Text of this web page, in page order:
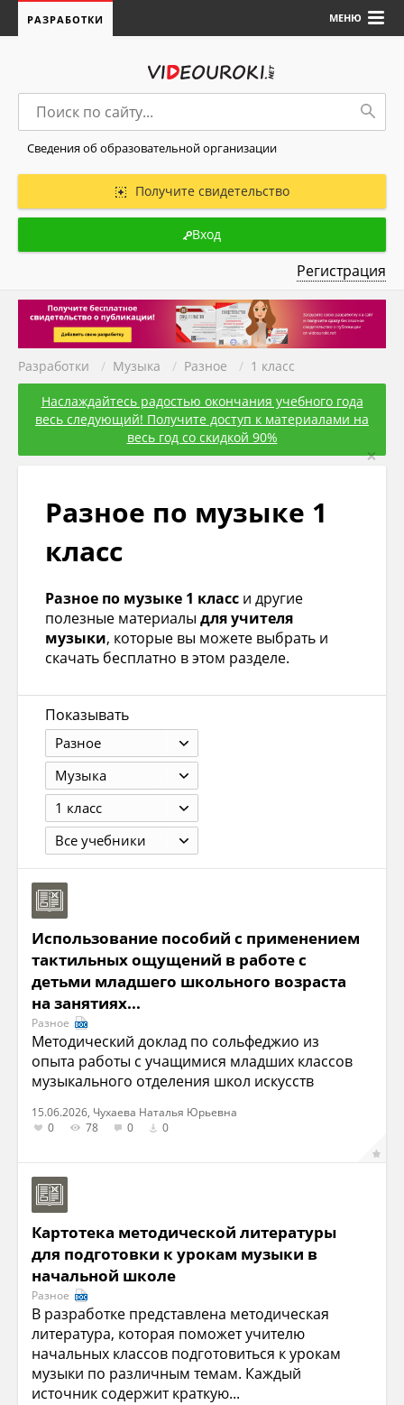
МЕНЮ
РАЗРАБОТКИ
Сведения об образовательной организации
Получите свидетельство
Вход
Регистрация
Разработки / Музыка / Разное / 1 класс
Наслаждайтесь радостью окончания учебного года
весь следующий! Получите доступ к материалами на
весь год со скидкой 90%
×
Разное по музыке 1
класс
Разное по музыке 1 класс и другие
полезные материалы для учителя
музыки, которые вы можете выбрать и
скачать бесплатно в этом разделе.
Показывать
Разное
Музыка
1 класс
Все учебники
Использование пособий с применением
тактильных ощущений в работе с
детьми младшего школьного возраста
на занятиях...
Разное
Методический доклад по сольфеджио из
опыта работы с учащимися младших классов
музыкального отделения школ искусств
15.06.2026, Чухаева Наталья Юрьевна
0
78 0 0
Картотека методической литературы
для подготовки к урокам музыки в
начальной школе
Разное
В разработке представлена методическая
литература, которая поможет учителю
начальных классов подготовиться к урокам
музыки по различным темам. Каждый
источник содержит краткую...